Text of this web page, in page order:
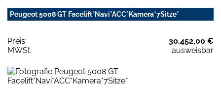
Peugeot 5008 GT Facelift*Navi*ACC*Kamera*7Sitze*
Preis:
30.452,00 €
MWSt:
ausweisbar